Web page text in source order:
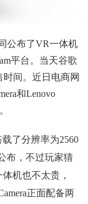
公布了VR一体机
平台。当天谷歌
间。近日电商网
和Lenovo
了分辨率为2560
布，不过玩家猜
机也不太贵，
正面配备两